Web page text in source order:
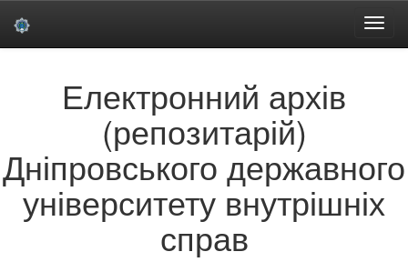
Електронний архів
(репозитарій)
Дніпровського державного
університету внутрішніх
справ